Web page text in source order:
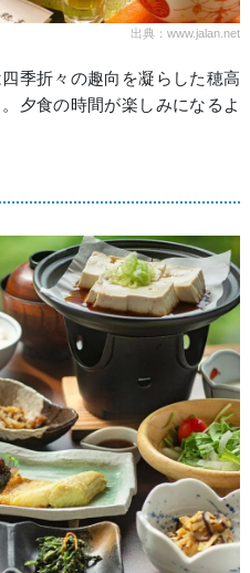
出典：www.jalan.net
季折々の趣向を凝らした穂高
夕食の時間が楽しみになるよ